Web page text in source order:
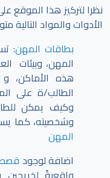
نظرا لتركيز هذا الموقع
الأدوات والمواد التالية
بطاقات المهن:
المهن، وبيئات
هذه الأماكن،
الطالب/ة على
وكيف يمكن
وشخصيته، كما
المهن
اضافة لوجود